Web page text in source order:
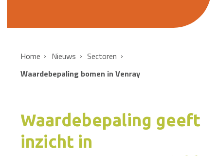
Home Nieuws
Sectoren
Waardebepaling bomen in Venray
Waardebepaling geeft
inzicht in